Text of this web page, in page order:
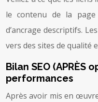
le contenu de la
d’ancrage descriptifs.
vers des sites de qualité
Bilan SEO (APRÈS
performances
Après avoir mis en